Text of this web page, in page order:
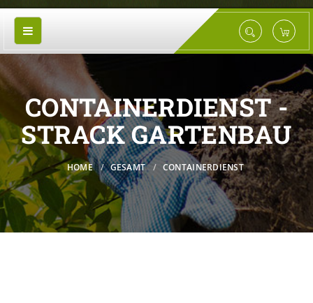
CONTAINERDIENST -
STRACK GARTENBAU
HOME GESAMT CONTAINERDIENST